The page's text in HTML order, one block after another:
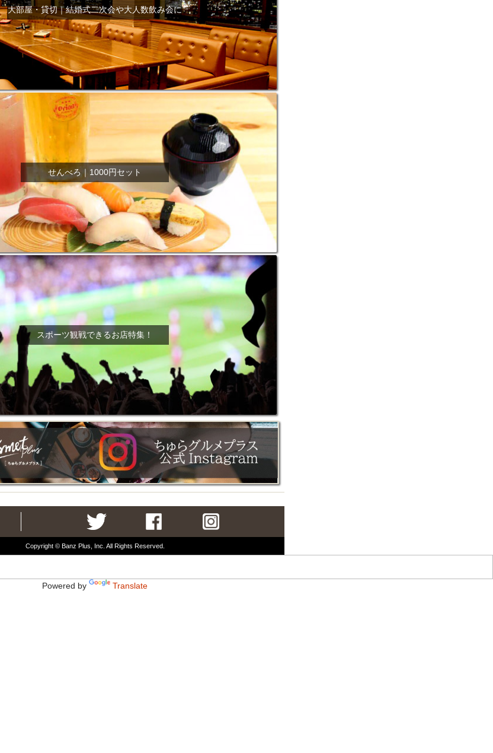
大部屋・貸切｜結婚式二次会や大人数飲み会に
せんべろ｜1000円セット
スポーツ観戦できるお店特集！
Copyright © Banz Plus, Inc. All Rights Reserved.
Powered by Translate